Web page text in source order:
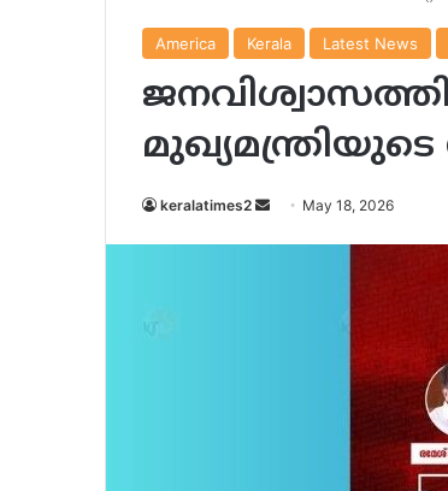
America Kerala Latest News
keralatimes2
Send May 18, 2026